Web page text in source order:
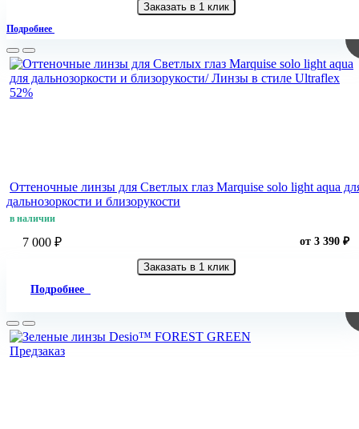
Заказать в 1 клик
Подробнее
52%
Оттеночные линзы для Светлых глаз Marquise solo light aqua
дальнозоркости и близорукости
в наличии
7 000 ₽ от 3 390 ₽
Заказать в 1 клик
Подробнее
Предзаказ